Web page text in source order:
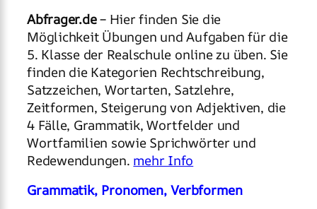
Abfrager.de– Hier finden Sie die
Möglichkeit Übungen und Aufgaben für die
5. Klasse der Realschule online zu üben. Sie
finden die Kategorien Rechtschreibung,
Satzzeichen, Wortarten, Satzlehre,
Zeitformen, Steigerung von Adjektiven, die
4 Fälle, Grammatik, Wortfelder und
Wortfamilien sowie Sprichwörter und
Redewendungen. mehr Info
Grammatik, Pronomen, Verbformen